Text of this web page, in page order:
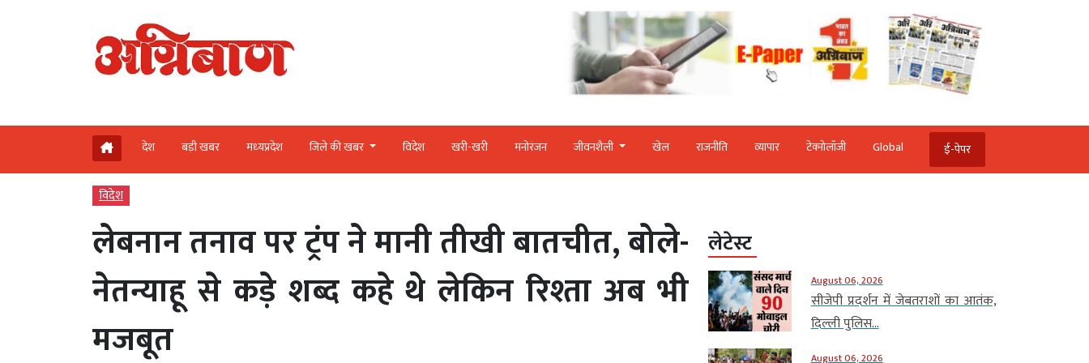
देश बड़ी खबर मध्‍यप्रदेश जिले की खबर विदेश खरी-खरी मनोरंजन जीवनशैली खेल राजनीति व्‍यापार टेक्‍नोलॉजी Global ई-पेपर
विदेश
लेबनान तनाव पर ट्रंप ने मानी तीखी बातचीत, बोले-
नेतन्याहू से कड़े शब्द कहे थे लेकिन रिश्ता अब भी
मजबूत
लेटेस्ट
August 06, 2026
सीजेपी प्रदर्शन में जेबतराशों का आतंक,
दिल्ली पुलिस...
August 06, 2026